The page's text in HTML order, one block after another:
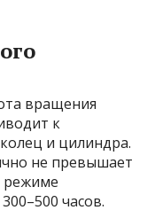
вращения
к
и цилиндра.
не превышает
режиме
часов.